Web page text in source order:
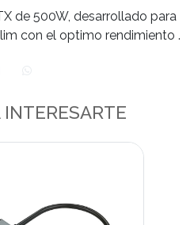
de 500W, desarrollado para
con el optimo rendimiento .